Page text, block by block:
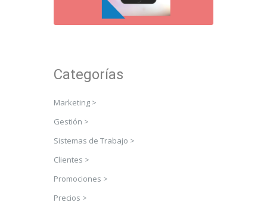
Categorías
Marketing >
Gestión >
Sistemas de Trabajo >
Clientes >
Promociones >
Precios >